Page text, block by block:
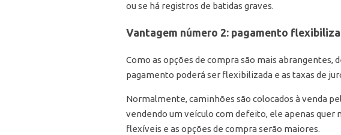
ou se há registros de batidas graves.
Vantagem número 2: pagamento
Como as opções de compra são mais abrangentes,
pagamento poderá ser flexibilizada e as taxas de
Normalmente, caminhões são colocados à venda
vendendo um veículo com defeito, ele apenas quer
flexíveis e as opções de compra serão maiores.